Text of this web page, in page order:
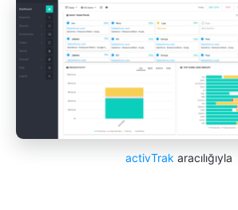
activTrak aracılığıyla